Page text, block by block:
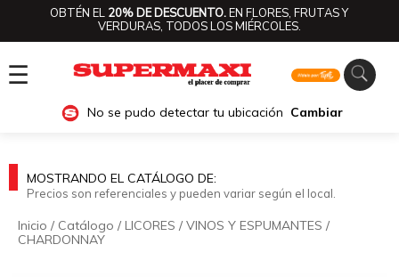
OBTÉN EL 20% DE DESCUENTO.EN FLORES, FRUTAS Y
VERDURAS, TODOS LOS MIÉRCOLES.
☰
No se pudo detectar tu ubicación Cambiar
MOSTRANDO EL CATÁLOGO DE:
Precios son referenciales y pueden variar según el local.
Inicio / Catálogo / LICORES /VINOS Y ESPUMANTES /
CHARDONNAY